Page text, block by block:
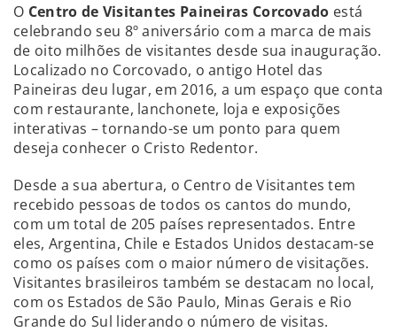
O Centro de Visitantes Paineiras Corcovado está
celebrando seu 8º aniversário com a marca de mais
de oito milhões de visitantes desde sua inauguração.
Localizado no Corcovado, o antigo Hotel das
Paineiras deu lugar, em 2016, a um espaço que conta
com restaurante, lanchonete, loja e exposições
interativas – tornando-se um ponto para quem
deseja conhecer o Cristo Redentor.
Desde a sua abertura, o Centro de Visitantes tem
recebido pessoas de todos os cantos do mundo,
com um total de 205 países representados. Entre
eles, Argentina, Chile e Estados Unidos destacam-se
como os países com o maior número de visitações.
Visitantes brasileiros também se destacam no local,
com os Estados de São Paulo, Minas Gerais e Rio
Grande do Sul liderando o número de visitas.